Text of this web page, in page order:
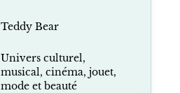
Teddy Bear
Univers culturel,
musical, cinéma, jouet,
mode et beauté